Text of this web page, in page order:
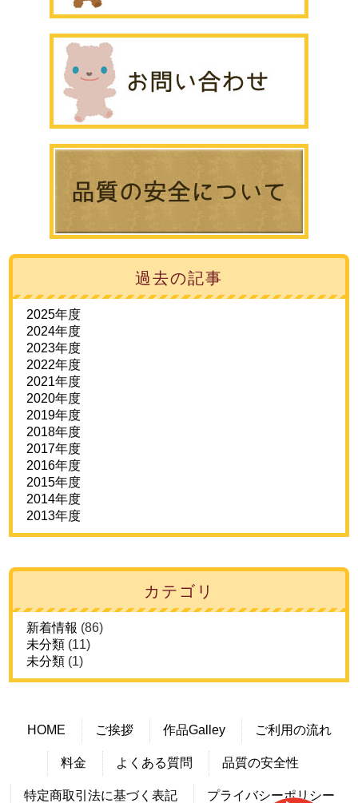
過去の記事
2025年度
2024年度
2023年度
2022年度
2021年度
2020年度
2019年度
2018年度
2017年度
2016年度
2015年度
2014年度
2013年度
カテゴリ
新着情報 (86)
未分類 (11)
未分類 (1)
HOME ご挨拶 作品Galley ご利用の流れ
料金 よくある質問 品質の安全性
特定商取引法に基づく表記 プライバシーポリシー